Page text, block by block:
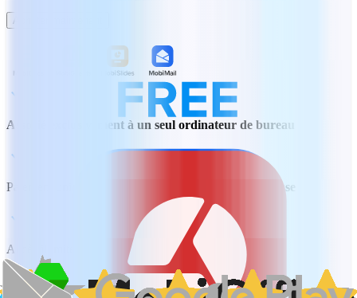
Acheter maintenant
Associé exclusivement à un seul ordinateur de bureau
Paiement unique idéal pour les besoins d'édition de base
Accès illimité à toutes les fonctionnalités avancées